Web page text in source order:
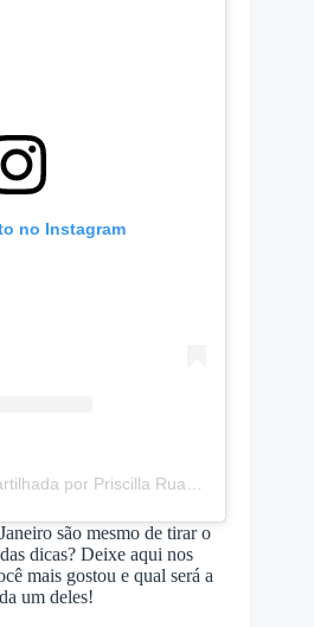
no Instagram
são mesmo de tirar o
dicas? Deixe aqui nos
mais gostou e qual será a
um deles!